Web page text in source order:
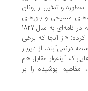
تمثیل از یونان
و باورهای
خرافی عامیانه را به کار بسته است. خود گوته در نامه‌ای به سال 1827
آنجا که برخی
از دیرباز
مقابل هم
پوشیده را بر